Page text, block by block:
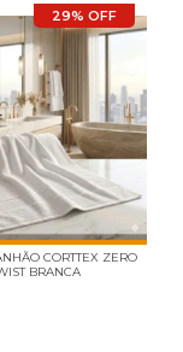
29% OFF
CORTTEX ZERO
BRANCA